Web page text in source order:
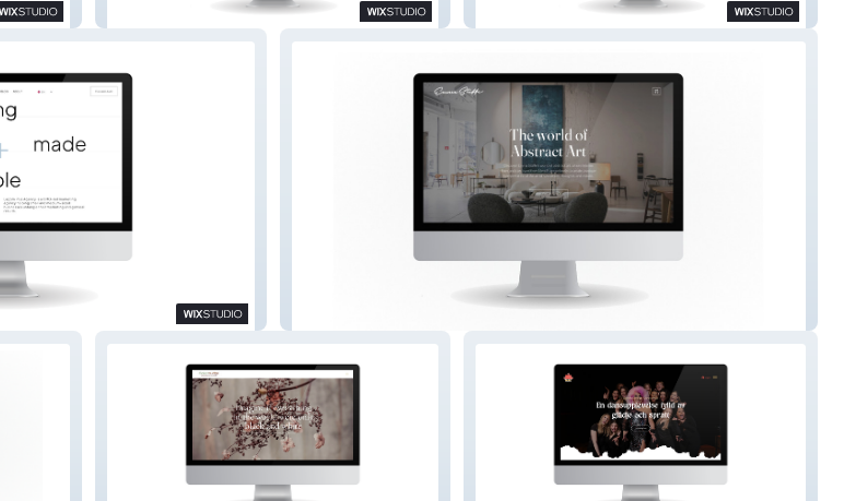
Morssing & Nycander